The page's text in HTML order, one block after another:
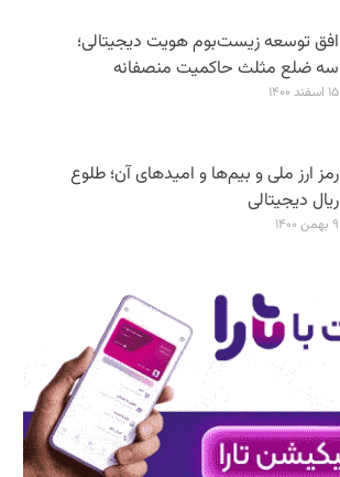
افق توسعه زیست‌بوم هویت دیجیتالی؛
سه ضلع مثلث حاکمیت منصفانه
۱۵ اسفند ۱۴۰۰
رمز ارز ملی و بیم‌ها و امیدهای آن؛ طلوع
ریال دیجیتالی
۹ بهمن ۱۴۰۰